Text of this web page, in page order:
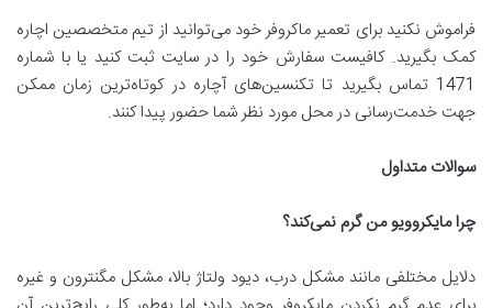
فراموش نکنید برای تعمیر ماکروفر خود می‌توانید از تیم متخصصین اچاره
کمک بگیرید. کافیست سفارش خود را در سایت ثبت کنید یا با شماره
1471 تماس بگیرید تا تکنسین‌های آچاره در کوتاه‌ترین زمان ممکن
جهت خدمت‌رسانی در محل مورد نظر شما حضور پیدا کنند.
سوالات متداول
چرا مایکروویو من گرم نمی‌کند؟
دلایل مختلفی مانند مشکل درب، دیود ولتاژ بالا، مشکل مگنترون و غیره